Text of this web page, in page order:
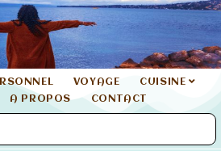
VOYAGE
CUISINE
A PROPOS CONTACT